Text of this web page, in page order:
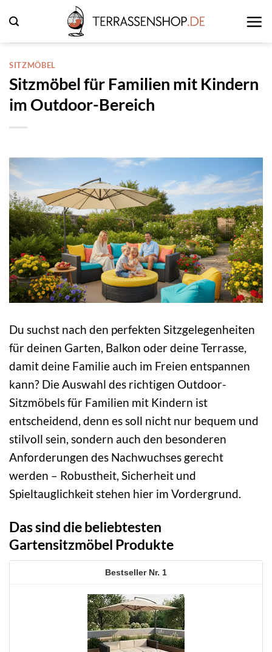
Inhalt
springen
SITZMÖBEL
Sitzmöbel für Familien mit Kindern
im Outdoor-Bereich
Du suchst nach den perfekten Sitzgelegenheiten
für deinen Garten, Balkon oder deine Terrasse,
damit deine Familie auch im Freien entspannen
kann? Die Auswahl des richtigen Outdoor-
Sitzmöbels für Familien mit Kindern ist
entscheidend, denn es soll nicht nur bequem und
stilvoll sein, sondern auch den besonderen
Anforderungen des Nachwuchses gerecht
werden – Robustheit, Sicherheit und
Spieltauglichkeit stehen hier im Vordergrund.
Das sind die beliebtesten
Gartensitzmöbel Produkte
1